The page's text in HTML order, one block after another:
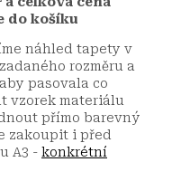
do košíku
náhled tapety v
rozměru a
pasovala co
vzorek materiálu
přímo barevný
zakoupit i před
A3 - konkrétní